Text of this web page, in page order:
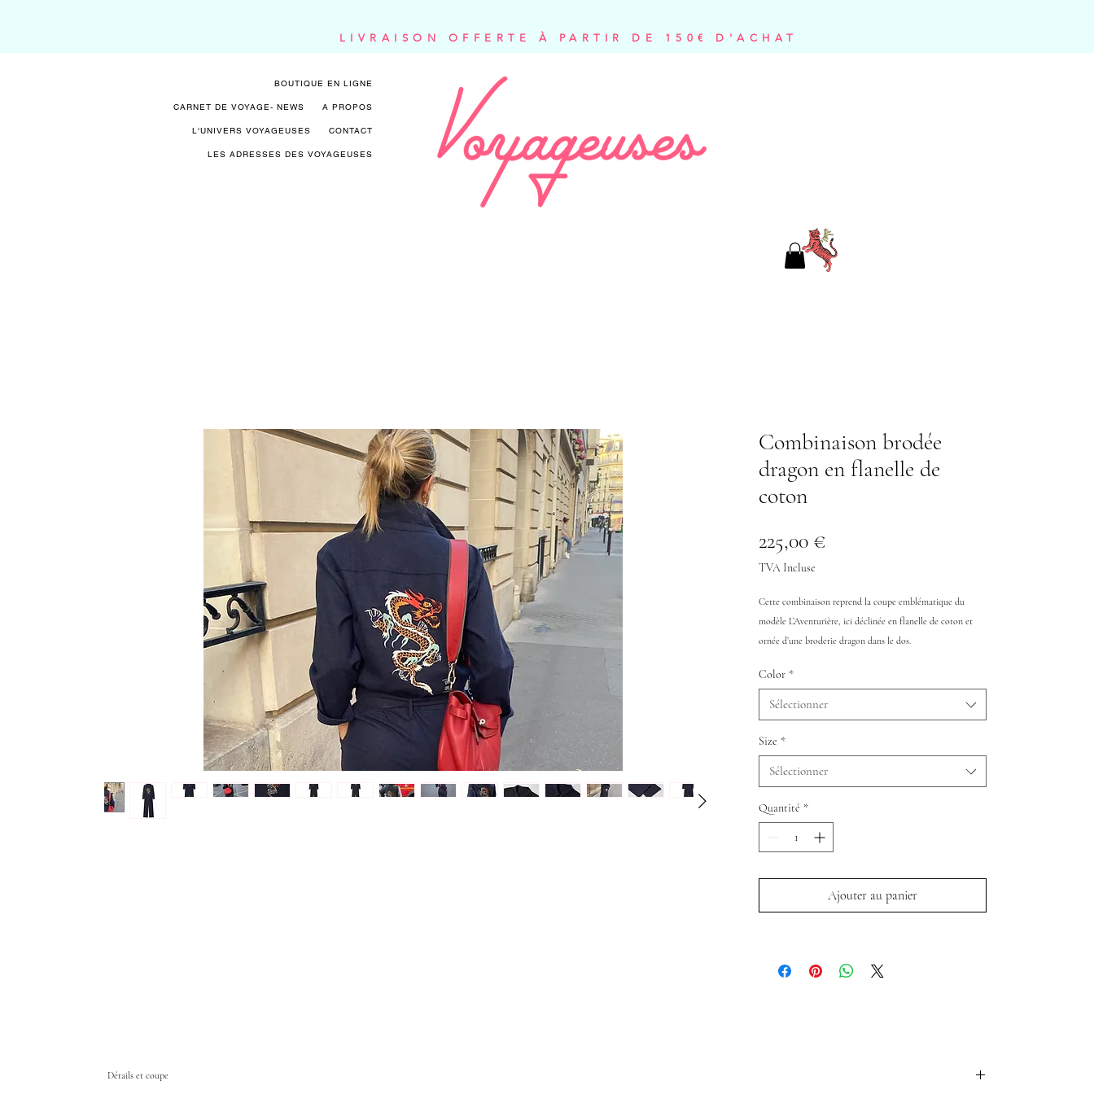
LIVRAISON OFFERTE À PARTIR DE 150€ D'ACHAT
BOUTIQUE EN LIGNE
CARNET DE VOYAGE- NEWS A PROPOS
L'UNIVERS VOYAGEUSES CONTACT
LES ADRESSES DES VOYAGEUSES
Combinaison brodée
dragon en flanelle de
coton
225,00 €
TVA Incluse
Cette combinaison reprend la coupe emblématique du
modèle L’Aventurière, ici déclinée en flanelle de coton et
ornée d’une broderie dragon dans le dos.
signature, elle offre une allure plus douce et plus hiver, tout
en conservant la force graphique de la broderie.
Color *
Sélectionner
Size *
Sélectionner
Quantité *
Ajouter au panier
Détails et coupe